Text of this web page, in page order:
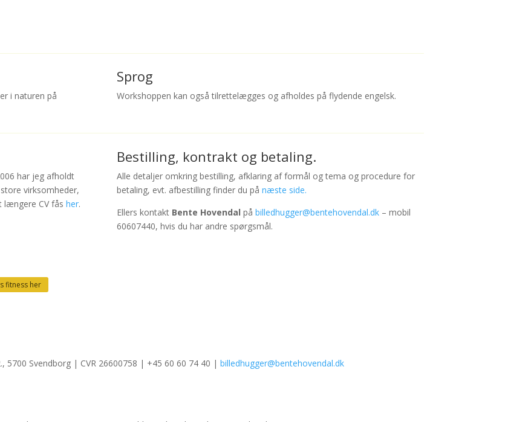
i naturen på
Sprog
Workshoppen kan også tilrettelægges og afholdes på flydende engelsk.
har jeg afholdt
virksomheder,
længere CV fåsher.
Bestilling, kontrakt og betaling.
Alle detaljer omkring bestilling, afklaring af formål og tema og procedure for
betaling, evt. afbestilling finder du på næste side.
Ellers kontakt Bente Hovendal på billedhugger@bentehovendal.dk– mobil
60607440, hvis du har andre spørgsmål.
fitness her
5700 Svendborg | CVR 26600758 | +45 60 60 74 40 | billedhugger@bentehovendal.dk